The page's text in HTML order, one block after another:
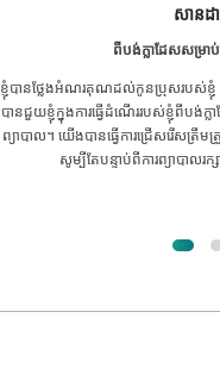
ពីបង់ក្លាដែសសម្រា
ខ្ញុំ​បាន​ផ្តល់​ក្តី​សង្ឃឹម​ទាំង​អស់​ថា ខ្ញុំ​នឹង​អា
បញ្ហា​តម្រងនោម​របស់​ខ្ញុំ។ វាគ្រាន់តែបន្
ព្រះគុណរបស់អល់ឡោះហ